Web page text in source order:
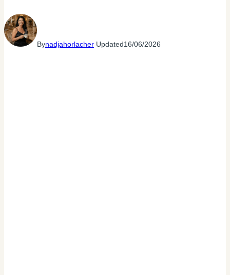
Bynadjahorlacher Updated16/06/2026